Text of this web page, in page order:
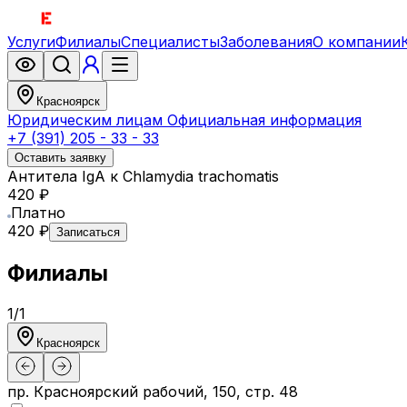
УслугиФилиалыСпециалистыЗаболеванияО компании
Красноярск
Юридическим лицам Официальная информация
+7 (391) 205 - 33 - 33
Оставить заявку
Антитела IgA к Chlamydia trachomatis
420 ₽
Платно
420 ₽ Записаться
Филиалы
1/1
Красноярск
пр. Красноярский рабочий, 150, стр. 48